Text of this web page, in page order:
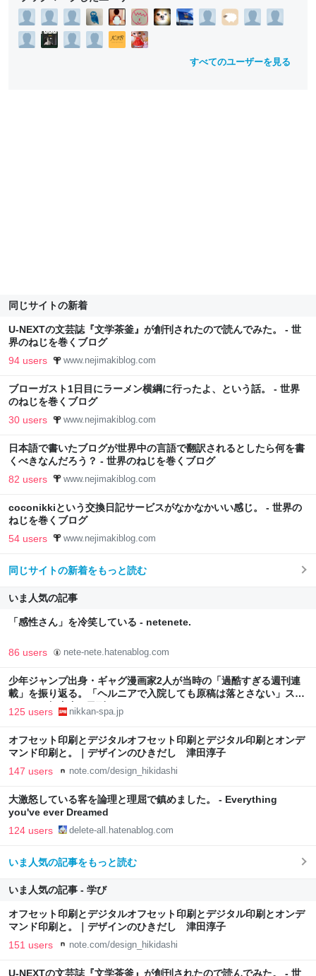
すべてのユーザーを見る
同じサイトの新着
U-NEXTの文芸誌『文学茶釜』が創刊されたので読んでみた。 - 世
界のねじを巻くブログ
94 users www.nejimakiblog.com
ブローガスト1日目にラーメン横綱に行ったよ、という話。 - 世界
のねじを巻くブログ
30 users www.nejimakiblog.com
日本語で書いたブログが世界中の言語で翻訳されるとしたら何を書
くべきなんだろう？ - 世界のねじを巻くブログ
82 users www.nejimakiblog.com
coconikkiという交換日記サービスがなかなかいい感じ。 - 世界の
ねじを巻くブログ
54 users www.nejimakiblog.com
同じサイトの新着をもっと読む
いま人気の記事
「感性さん」を冷笑している - netenete.
86 users nete-nete.hatenablog.com
少年ジャンプ出身・ギャグ漫画家2人が当時の「過酷すぎる週刊連
載」を振り返る。「ヘルニアで入院しても原稿は落とさない」スト
イックな舞台裏 | 日刊SPA!
125 users nikkan-spa.jp
オフセット印刷とデジタルオフセット印刷とデジタル印刷とオンデ
マンド印刷と。｜デザインのひきだし 津田淳子
147 users note.com/design_hikidashi
大激怒している客を論理と理屈で鎮めました。 - Everything
you've ever Dreamed
124 users delete-all.hatenablog.com
いま人気の記事をもっと読む
いま人気の記事 - 学び
オフセット印刷とデジタルオフセット印刷とデジタル印刷とオンデ
マンド印刷と。｜デザインのひきだし 津田淳子
151 users note.com/design_hikidashi
U-NEXTの文芸誌『文学茶釜』が創刊されたので読んでみた。 - 世